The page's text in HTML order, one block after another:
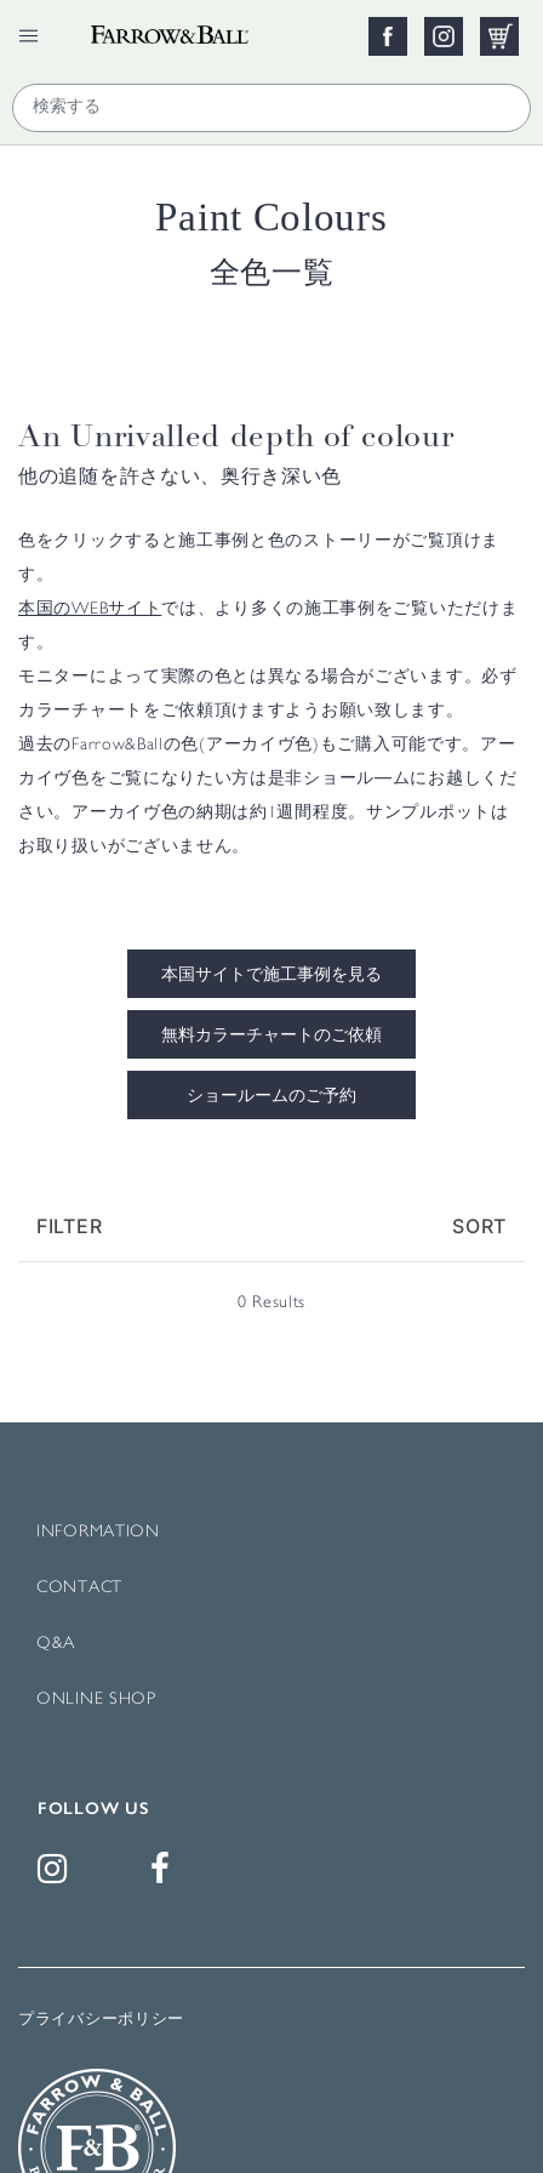
Paint Colours
全色一覧
An Unrivalled depth of colour
他の追随を許さない、奥行き深い色
色をクリックすると施工事例と色のストーリーがご覧頂けま
す。
本国のWEBサイト では、より多くの施工事例をご覧いただけま
す。
モニターによって実際の色とは異なる場合がございます。必ず
カラーチャートをご依頼頂けますようお願い致します。
過去のFarrow&Ballの色(アーカイヴ色)もご購入可能です。アー
カイヴ色をご覧になりたい方は是非ショール―ムにお越しくだ
さい。アーカイヴ色の納期は約1週間程度。サンプルポットは
お取り扱いがございません。
本国サイトで施工事例を見る
無料カラーチャートのご依頼
ショールームのご予約
FILTER SORT
0 Results
INFORMATION
CONTACT
Q&A
ONLINE SHOP
FOLLOW US
プライバシーポリシー